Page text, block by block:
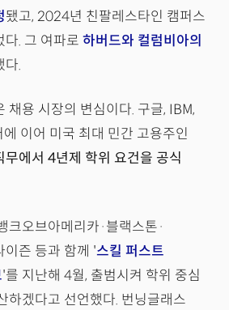
됐고, 2024년 친팔레스타인 캠퍼스
다. 그 여파로 하버드와 컬럼비아의
다.
채용 시장의 변심이다. 구글, IBM,
에 이어 미국 최대 민간 고용주인
무에서 4년제 학위 요건을 공식
크오브아메리카·블랙스톤·
이즌 등과 함께 '스킬 퍼스트
'를 지난해 4월, 출범시켜 학위 중심
하겠다고 선언했다. 번닝글래스